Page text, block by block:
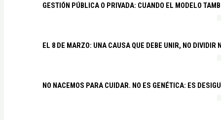
GESTIÓN PÚBLICA O PRIVADA: CUANDO EL MODELO
EL 8 DE MARZO: UNA CAUSA QUE DEBE UNIR, NO DIVIDIR
NO NACEMOS PARA CUIDAR. NO ES GENÉTICA: ES